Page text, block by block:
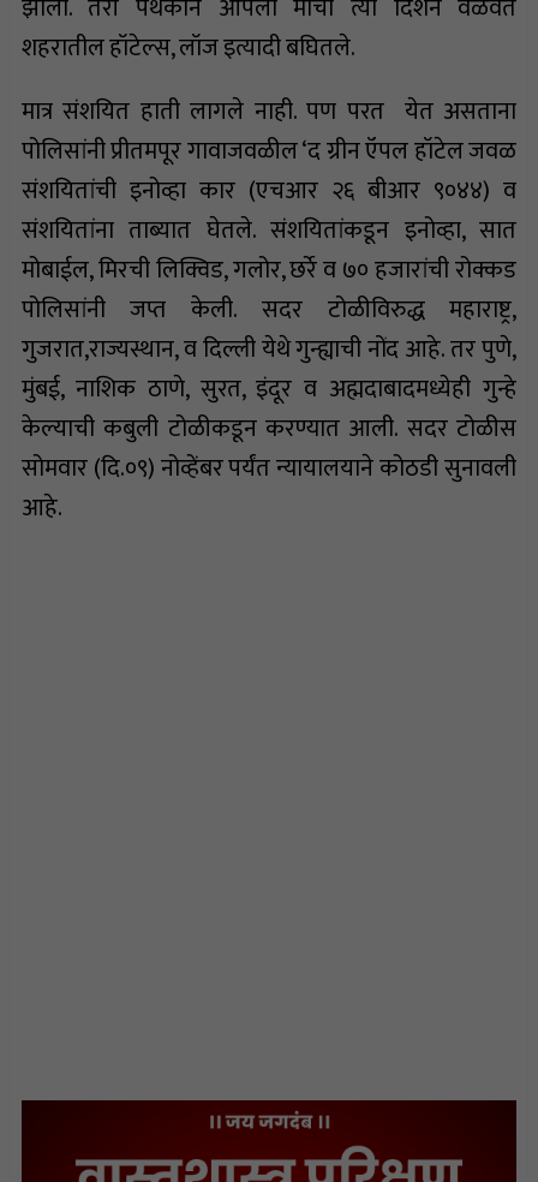
शहरातील हॉटेल्स, लॉज इत्यादी बघितले.
मात्र संशयित हाती लागले नाही. पण परत येत असताना
पोलिसांनी प्रीतमपूर गावाजवळील ‘द ग्रीन ऍपल हॉटेल जवळ
संशयितांची इनोव्हा कार (एचआर २६ बीआर ९०४४) व
संशयितांना ताब्यात घेतले. संशयितांकडून इनोव्हा, सात
मोबाईल, मिरची लिक्विड, गलोर, छर्रे व ७० हजारांची रोक्कड
पोलिसांनी जप्त केली. सदर टोळीविरुद्ध महाराष्ट्र,
गुजरात,राज्यस्थान, व दिल्ली येथे गुन्ह्याची नोंद आहे. तर पुणे,
मुंबई, नाशिक ठाणे, सुरत, इंदूर व अह्मदाबादमध्येही गुन्हे
केल्याची कबुली टोळीकडून करण्यात आली. सदर टोळीस
सोमवार (दि.०९) नोव्हेंबर पर्यंत न्यायालयाने कोठडी सुनावली
आहे.